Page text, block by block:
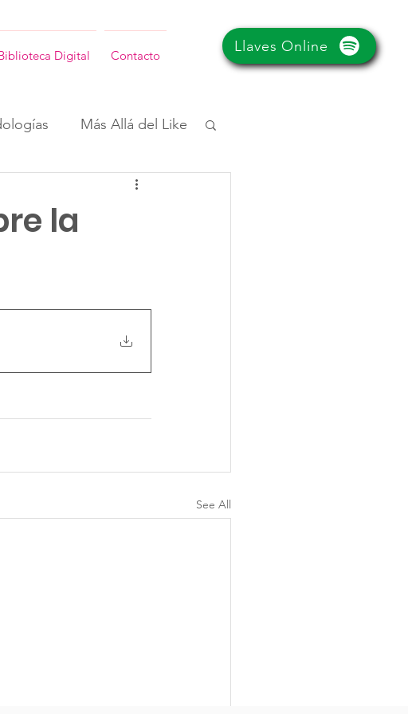
Digital Contacto
Llaves Online
Más Allá del Like
la
See All